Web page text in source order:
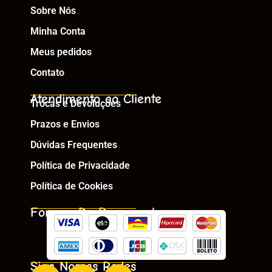
Sobre Nós
Minha Conta
Meus pedidos
Contato
Atendimento ao Cliente
Trocas e Devoluções
Prazos e Envios
Dúvidas Frequentes
Política de Privacidade
Política de Cookies
Formas De Pagamento
Siga Nossas Redes